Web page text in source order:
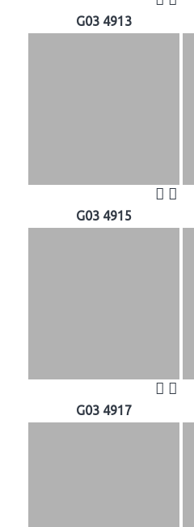
G03 4913
G03 4915
G03 4917